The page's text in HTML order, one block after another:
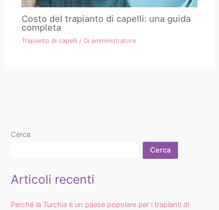
Costo del trapianto di capelli: una guida
completa
Trapianto di capelli / Diamministratore
Cerca
Cerca
Articoli recenti
Perché la Turchia è un paese popolare per i trapianti di